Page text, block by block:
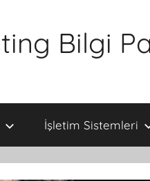
Bilgi
İşletim Sistemleri